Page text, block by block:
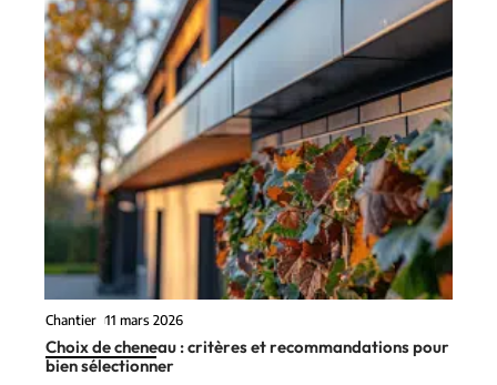
Chantier 11 mars 2026
Choix de cheneau : critères et recommandations pour
bien sélectionner